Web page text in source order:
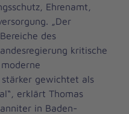
Ehrenamt,
„Der
des
kritische
gewichtet als
erklärt Thomas
in Baden-